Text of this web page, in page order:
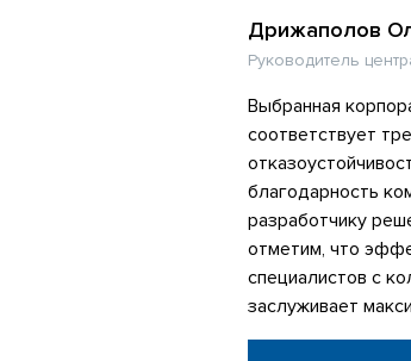
Дрижаполов
Руководитель
Выбранная
соответствует
благодарность
разработчику
отметим, что
специалистов с
заслуживает